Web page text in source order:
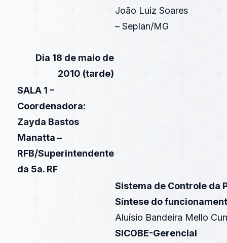
João Luiz Soares
– Seplan/MG
Dia 18 de maio de
2010 (tarde)
SALA 1 –
Coordenadora:
Zayda Bastos
Manatta –
RFB/Superintendente
da 5a. RF
Sistema de Controle da
Síntese do
Aluísio Bandeira Mello
SICOBE-Gerencial